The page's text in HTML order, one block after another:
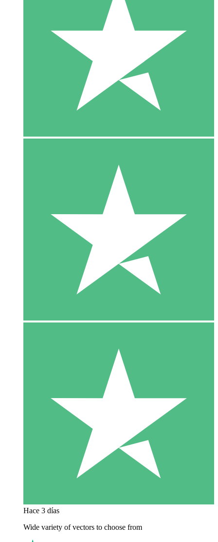
Hace 3 días
Wide variety of vectors to choose from